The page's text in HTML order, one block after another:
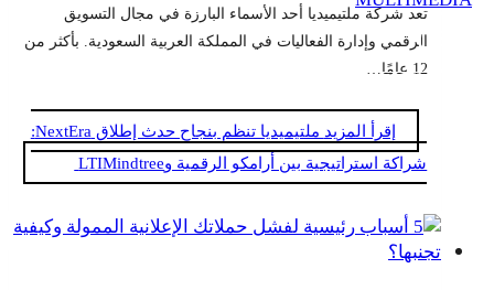
تعد شركة ملتيميديا أحد الأسماء البارزة في مجال التسويق
الرقمي وإدارة الفعاليات في المملكة العربية السعودية. بأكثر من
12 عامًا…
إقرأ المزيد
ملتيميديا تنظم بنجاح حدث إطلاق NextEra:
شراكة استراتيجية بين أرامكو الرقمية وLTIMindtree